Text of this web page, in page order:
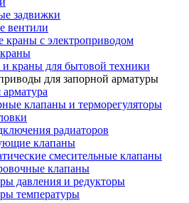
задвижки
вентили
с электроприводом
краны для бытовой техники
для запорной арматуры
клапаны и терморегуляторы
радиаторов
клапаны
смесительные клапаны
клапаны
давления и редукторы
температуры